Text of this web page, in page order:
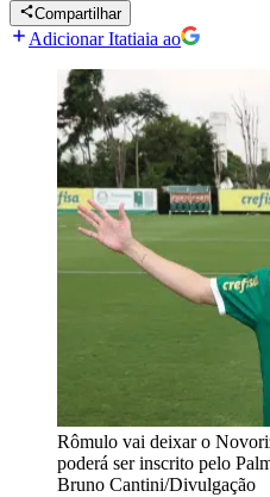
Compartilhar
Adicionar Itatiaia ao
Rômulo vai deixar o
poderá ser inscrito pelo
Bruno Cantini/Divulgação